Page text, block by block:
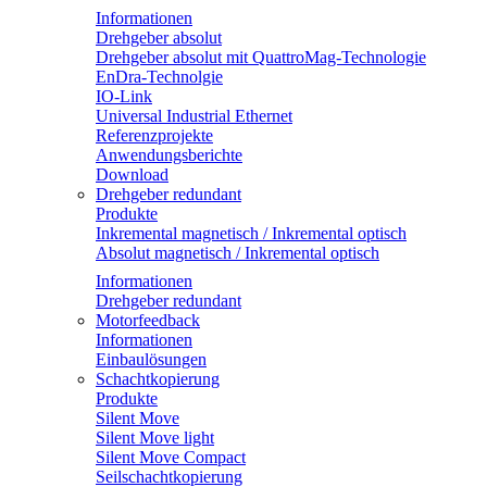
Informationen
Drehgeber absolut
Drehgeber absolut mit QuattroMag-Technologie
EnDra-Technolgie
IO-Link
Universal Industrial Ethernet
Referenzprojekte
Anwendungsberichte
Download
Drehgeber redundant
Produkte
Inkremental magnetisch / Inkremental optisch
Absolut magnetisch / Inkremental optisch
Informationen
Drehgeber redundant
Motorfeedback
Informationen
Einbaulösungen
Schachtkopierung
Produkte
Silent Move
Silent Move light
Silent Move Compact
Seilschachtkopierung